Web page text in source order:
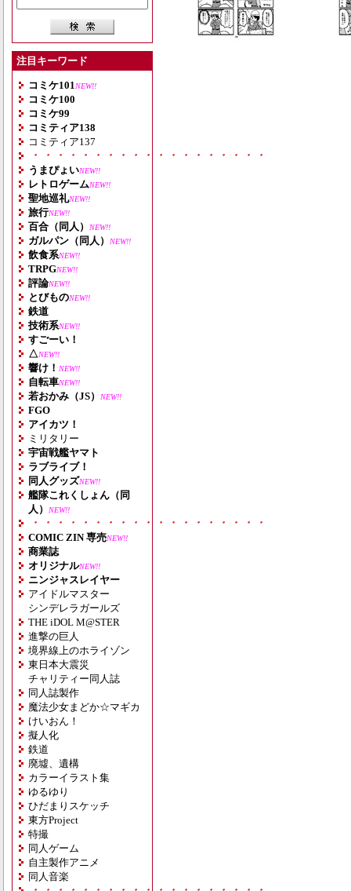
注目キーワード
コミケ101 NEW!!
コミケ100
コミケ99
コミティア138
コミティア137
・・・・・・・・・・・・・・・・・・・
うまぴょいNEW!!
レトロゲームNEW!!
聖地巡礼NEW!!
旅行NEW!!
百合（同人） NEW!!
ガルパン（同人） NEW!!
飲食系NEW!!
TRPGNEW!!
評論NEW!!
とびものNEW!!
鉄道
技術系NEW!!
すごーい！
△NEW!!
響け！ NEW!!
自転車NEW!!
若おかみ（JS） NEW!!
FGO
アイカツ！
ミリタリー
宇宙戦艦ヤマト
ラブライブ！
同人グッズNEW!!
艦隊これくしょん（同
人）
NEW!!
・・・・・・・・・・・・・・・・・・・
COMIC ZIN 専売NEW!!
商業誌
オリジナルNEW!!
ニンジャスレイヤー
アイドルマスター
シンデレラガールズ
THE iDOL M@STER
進撃の巨人
境界線上のホライゾン
東日本大震災
チャリティー同人誌
同人誌製作
魔法少女まどか☆マギカ
けいおん！
擬人化
鉄道
廃墟、遺構
カラーイラスト集
ゆるゆり
ひだまりスケッチ
東方Project
特撮
同人ゲーム
自主製作アニメ
同人音楽